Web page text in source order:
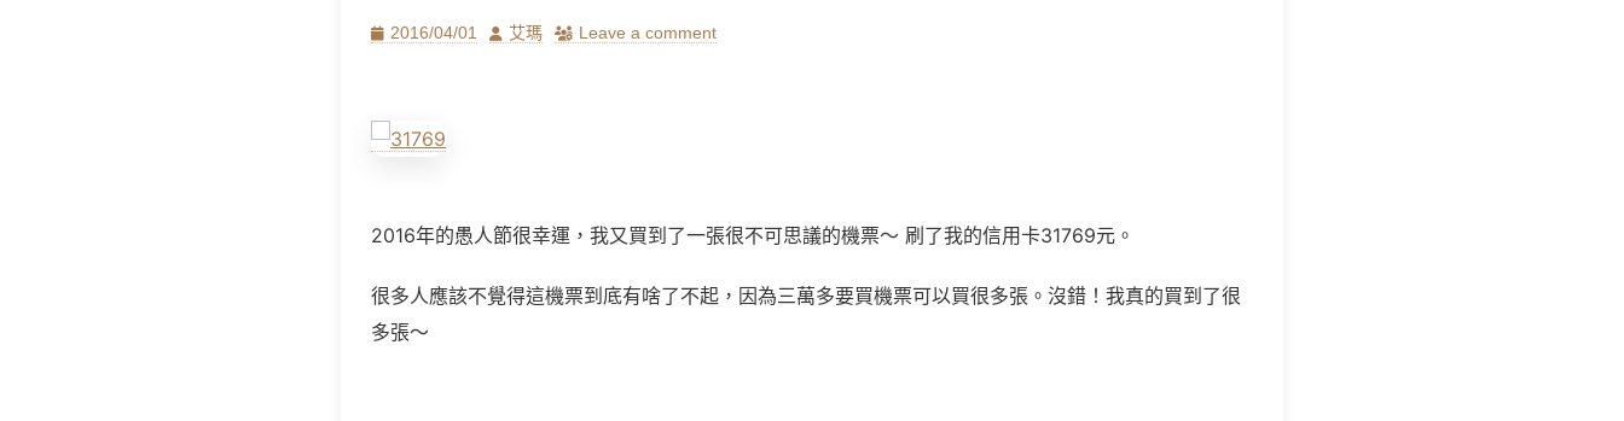
Posted
2016/04/01 Author
艾瑪 Leave a comment
2016年的愚人節很幸運，我又買到了一張很不可思議的機票～ 刷了我的信用卡31769元。
很多人應該不覺得這機票到底有啥了不起，因為三萬多要買機票可以買很多張。沒錯！我真的買到了很
多張～